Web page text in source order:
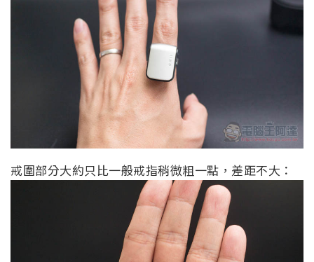
戒圍部分大約只比一般戒指稍微粗一點，差距不大：